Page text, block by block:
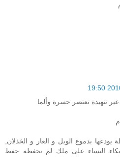
تنهيدة تعتصر حسرة وألما
بدموع الويل و العار و الخذلان,
بكاء النساء على ملك لم تحفظه حفظ